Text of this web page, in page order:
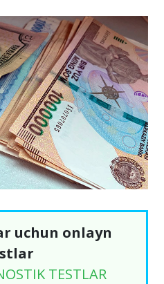
uchun onlayn
TESTLAR